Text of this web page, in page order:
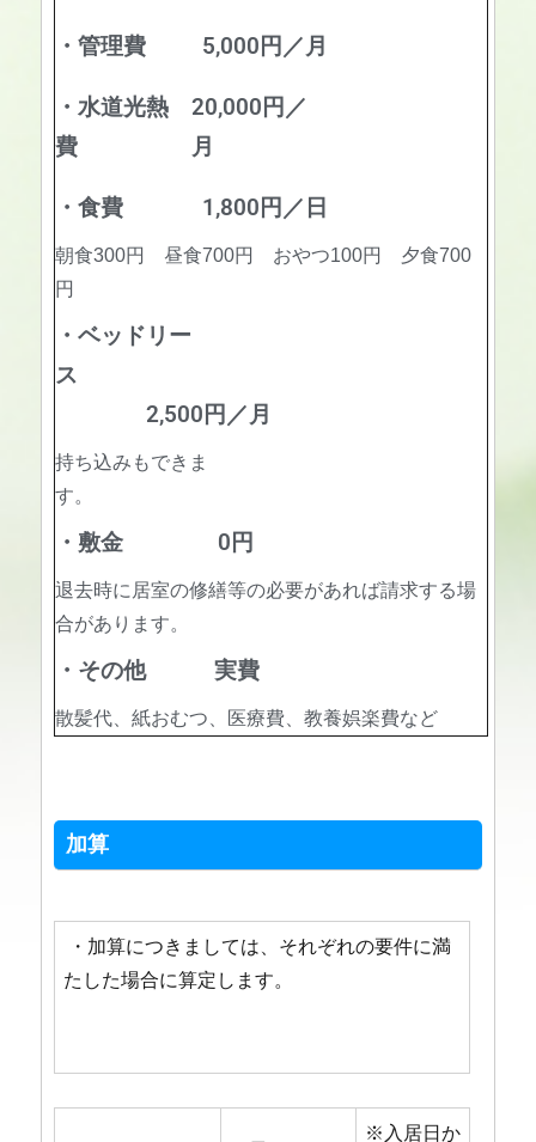
・管理費 5,000円／月
・水道光熱
費
20,000円／
月
・食費 1,800円／日
朝食300円 昼食700円 おやつ100円 夕食700
円
・ベッドリー
ス
2,500円／月
持ち込みもできま
す。
・敷金 0円
退去時に居室の修繕等の必要があれば請求する場
合があります。
・その他 実費
散髪代、紙おむつ、医療費、教養娯楽費など
加算
・加算につきましては、それぞれの要件に満
たした場合に算定します。
※入居日か